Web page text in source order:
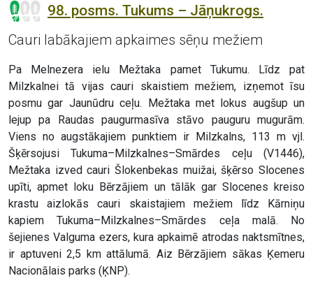
98. posms. Tukums – Jāņukrogs.
Cauri labākajiem apkaimes sēņu mežiem
Pa Melnezera ielu Mežtaka pamet Tukumu. Līdz pat
Milzkalnei tā vijas cauri skaistiem mežiem, izņemot īsu
posmu gar Jaunūdru ceļu. Mežtaka met lokus augšup un
lejup pa Raudas paugurmasīva stāvo pauguru mugurām.
Viens no augstākajiem punktiem ir Milzkalns, 113 m vjl.
Šķērsojusi Tukuma–Milzkalnes–Smārdes ceļu (V1446),
Mežtaka izved cauri Šlokenbekas muižai, šķērso Slocenes
upīti, apmet loku Bērzājiem un tālāk gar Slocenes kreiso
krastu aizlokās cauri skaistajiem mežiem līdz Kārniņu
kapiem Tukuma–Milzkalnes–Smārdes ceļa malā. No
šejienes Valguma ezers, kura apkaimē atrodas naktsmītnes,
ir aptuveni 2,5 km attālumā. Aiz Bērzājiem sākas Ķemeru
Nacionālais parks (ĶNP).